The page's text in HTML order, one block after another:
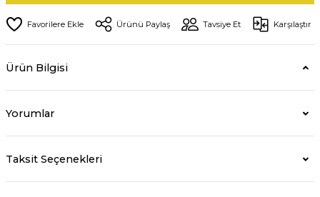
Ürünü Paylaş Tavsiye Et Karşılaştır
Ürün Bilgisi
Yorumlar
Taksit Seçenekleri